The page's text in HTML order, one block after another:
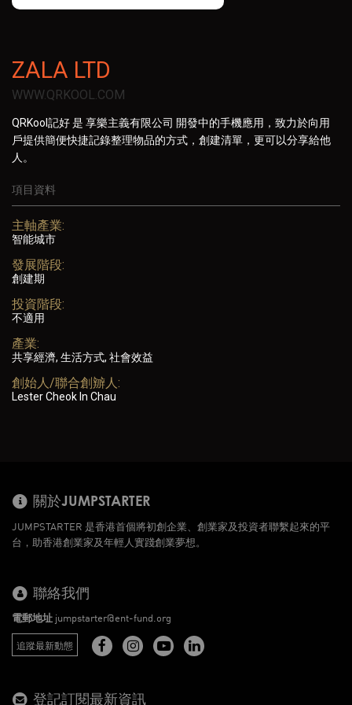
ZALA LTD
WWW.QRKOOL.COM
QRKool記好 是 享樂主義有限公司 開發中的手機應用，致力於向用
戶提供簡便快捷記錄整理物品的方式，創建清單，更可以分享給他
人。
項目資料
主軸產業:
智能城市
發展階段:
創建期
投資階段:
不適用
產業:
共享經濟, 生活方式, 社會效益
創始人/聯合創辧人:
Lester Cheok In Chau
關於JUMPSTARTER
JUMPSTARTER 是香港首個將初創企業、創業家及投資者聯繫起來的平
台，助香港創業家及年輕人實踐創業夢想。
聯絡我們
電郵地址 jumpstarter@ent-fund.org
追蹤最新動態
登記訂閱最新資訊